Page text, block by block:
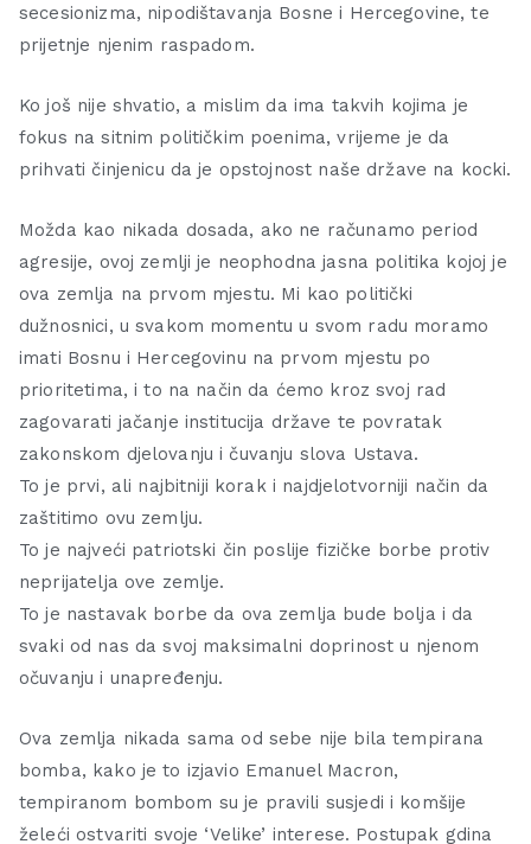
secesionizma, nipodištavanja Bosne i Hercegovine, te
prijetnje njenim raspadom.
Ko još nije shvatio, a mislim da ima takvih kojima je
fokus na sitnim političkim poenima, vrijeme je da
prihvati činjenicu da je opstojnost naše države na kocki.
Možda kao nikada dosada, ako ne računamo period
agresije, ovoj zemlji je neophodna jasna politika kojoj je
ova zemlja na prvom mjestu. Mi kao politički
dužnosnici, u svakom momentu u svom radu moramo
imati Bosnu i Hercegovinu na prvom mjestu po
prioritetima, i to na način da ćemo kroz svoj rad
zagovarati jačanje institucija države te povratak
zakonskom djelovanju i čuvanju slova Ustava.
To je prvi, ali najbitniji korak i najdjelotvorniji način da
zaštitimo ovu zemlju.
To je najveći patriotski čin poslije fizičke borbe protiv
neprijatelja ove zemlje.
To je nastavak borbe da ova zemlja bude bolja i da
svaki od nas da svoj maksimalni doprinost u njenom
očuvanju i unapređenju.
Ova zemlja nikada sama od sebe nije bila tempirana
bomba, kako je to izjavio Emanuel Macron,
tempiranom bombom su je pravili susjedi i komšije
želeći ostvariti svoje ‘Velike’ interese. Postupak gdina